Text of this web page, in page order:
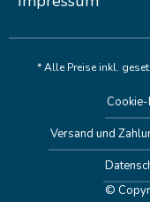
* Alle Preise inkl.
Versand und
©